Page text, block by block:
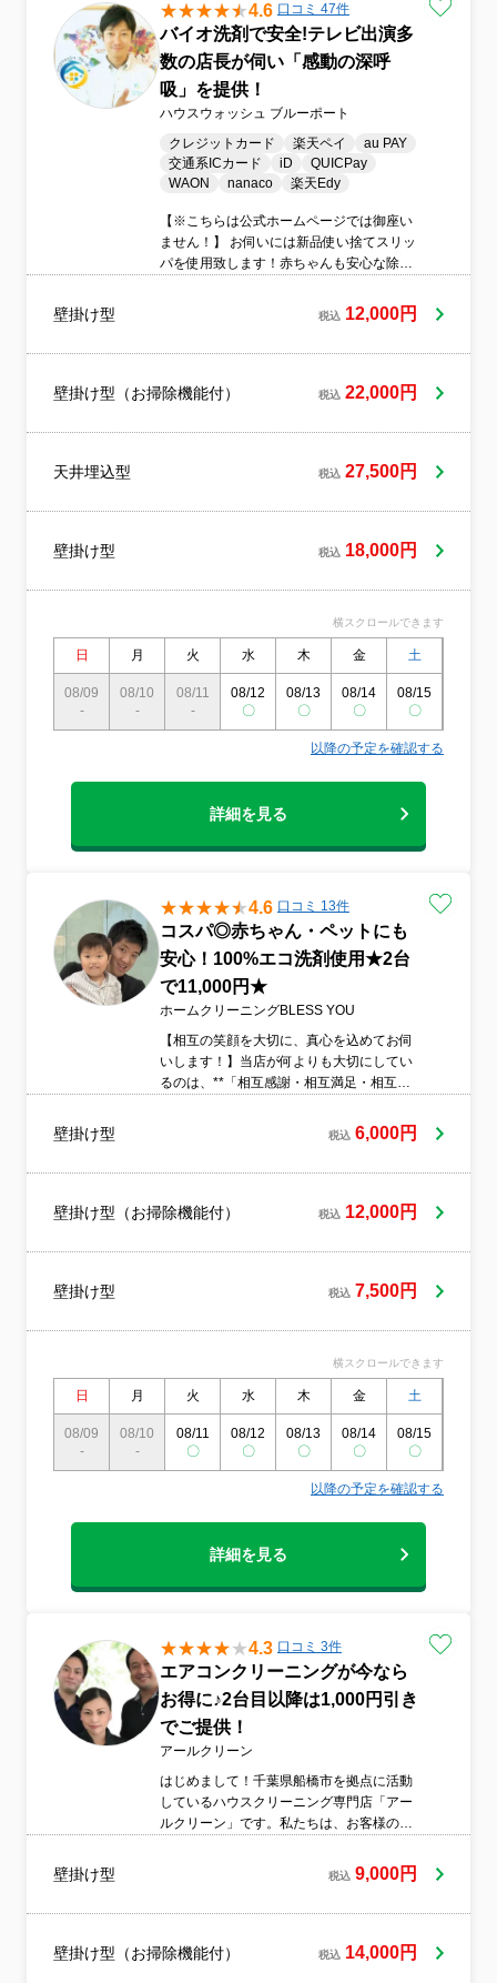
4.6 口コミ 47件
バイオ洗剤で安全!テレビ出演多
数の店長が伺い「感動の深呼
吸」を提供！
ハウスウォッシュ ブルーポート
クレジットカード
楽天ペイ
au PAY
交通系ICカード
iD
QUICPay
WAON
nanaco 楽天Edy
【※こちらは公式ホームページでは御座い
ません！】 お伺いには新品使い捨てスリッ
パを使用致します！赤ちゃんも安心な除菌
上保安庁も使用の石油系界面活性剤不使用
の環境対応バイオ洗剤を使用！！お伺いに
壁掛け型 税込 12,000円
壁掛け型（お掃除機能付） 税込 22,000円
天井埋込型 税込 27,500円
壁掛け型 税込 18,000円
横スクロールできます
日 月 火 水 木 金 土
08/09
-
08/10
-
08/11
-
08/12
〇
08/13
〇
08/14
〇
08/15
〇
以降の予定を確認する
詳細を見る
4.6 口コミ 13件
コスパ◎赤ちゃん・ペットにも
安心！100%エコ洗剤使用★2台
で11,000円★
ホームクリーニングBLESS YOU
【相互の笑顔を大切に、真心を込めてお伺
いします！】当店が何よりも大切にしてい
るのは、**「相互感謝・相互満足・相互幸
コンを洗うのではなく、きれいになったエ
アコンを通じてお客様と「ありがとう」を
だき（相互満足）、ご家族が毎日を健康で
（相互幸福）をお約束します。誠心誠意ク
でも、まずはお気軽にご相談ください！
壁掛け型 税込 6,000円
壁掛け型（お掃除機能付） 税込 12,000円
壁掛け型 税込 7,500円
横スクロールできます
日 月 火 水 木 金 土
08/09
-
08/10
-
08/11
〇
08/12
〇
08/13
〇
08/14
〇
08/15
〇
以降の予定を確認する
詳細を見る
4.3 口コミ 3件
エアコンクリーニングが今なら
お得に♪2台目以降は1,000円引き
でご提供！
アールクリーン
はじめまして！千葉県船橋市を拠点に活動
しているハウスクリーニング専門店「アー
ルクリーン」です。私たちは、お客様のご
は、人にも地球にも優しい「天然植物エコ
い臭いが残らないため、施工後は抵抗力の
壁掛け型 税込 9,000円
壁掛け型（お掃除機能付） 税込 14,000円